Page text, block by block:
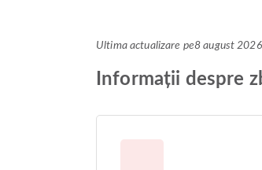
Ultima actualizare pe8 august
Informații despre